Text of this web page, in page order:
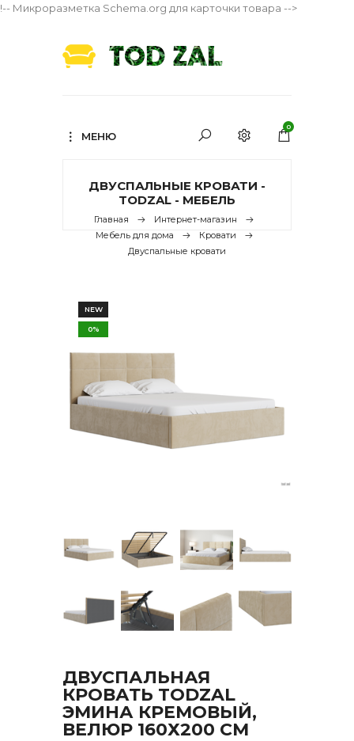
!-- Микроразметка Schema.org для карточки товара -->
МЕНЮ
0
ДВУСПАЛЬНЫЕ КРОВАТИ -
TODZAL - МЕБЕЛЬ
Главная
Интернет-магазин
Мебель для дома
Кровати
Двуспальные кровати
NEW
0%
ДВУСПАЛЬНАЯ
КРОВАТЬ TODZAL
ЭМИНА КРЕМОВЫЙ,
ВЕЛЮР 160Х200 СМ